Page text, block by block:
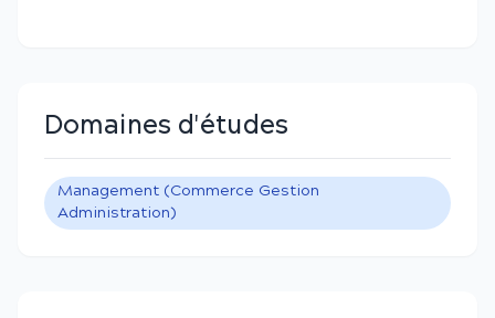
Domaines d'études
Management (Commerce Gestion
Administration)